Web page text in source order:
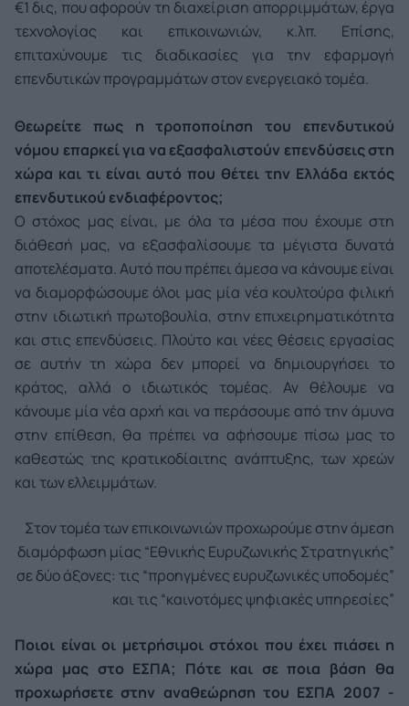
€1 δις, που αφορούν τη διαχείριση απορριμμάτων, έργα
τεχνολογίας και επικοινωνιών, κ.λπ. Επίσης,
επιταχύνουμε τις διαδικασίες για την εφαρμογή
επενδυτικών προγραμμάτων στον ενεργειακό τομέα.
Θεωρείτε πως η τροποποίηση του επενδυτικού
νόμου επαρκεί για να εξασφαλιστούν επενδύσεις στη
χώρα και τι είναι αυτό που θέτει την Ελλάδα εκτός
επενδυτικού ενδιαφέροντος;
Ο στόχος μας είναι, με όλα τα μέσα που έχουμε στη
διάθεσή μας, να εξασφαλίσουμε τα μέγιστα δυνατά
αποτελέσματα. Αυτό που πρέπει άμεσα να κάνουμε είναι
να διαμορφώσουμε όλοι μας μία νέα κουλτούρα φιλική
στην ιδιωτική πρωτοβουλία, στην επιχειρηματικότητα
και στις επενδύσεις. Πλούτο και νέες θέσεις εργασίας
σε αυτήν τη χώρα δεν μπορεί να δημιουργήσει το
κράτος, αλλά ο ιδιωτικός τομέας. Αν θέλουμε να
κάνουμε μία νέα αρχή και να περάσουμε από την άμυνα
στην επίθεση, θα πρέπει να αφήσουμε πίσω μας το
καθεστώς της κρατικοδίαιτης ανάπτυξης, των χρεών
και των ελλειμμάτων.
Στον τομέα των επικοινωνιών προχωρούμε στην άμεση
διαμόρφωση μίας “Εθνικής Ευρυζωνικής Στρατηγικής”
σε δύο άξονες: τις “προηγμένες ευρυζωνικές υποδομές”
και τις “καινοτόμες ψηφιακές υπηρεσίες”
Ποιοι είναι οι μετρήσιμοι στόχοι που έχει πιάσει η
χώρα μας στο ΕΣΠΑ; Πότε και σε ποια βάση θα
προχωρήσετε στην αναθεώρηση του ΕΣΠΑ 2007 -